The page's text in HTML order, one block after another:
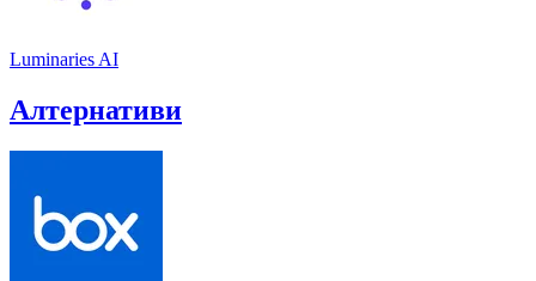
Luminaries AI
Алтернативи